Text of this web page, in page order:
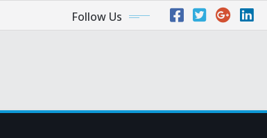
Follow Us